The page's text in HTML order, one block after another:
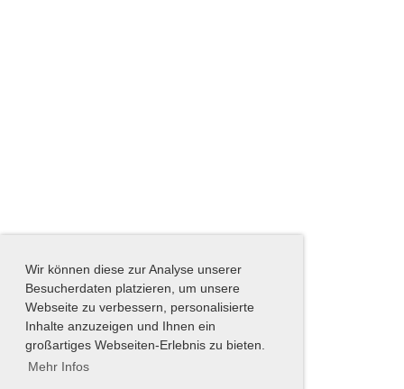
Wir können diese zur Analyse unserer
Besucherdaten platzieren, um unsere
Webseite zu verbessern, personalisierte
Inhalte anzuzeigen und Ihnen ein
großartiges Webseiten-Erlebnis zu bieten.
Mehr Infos